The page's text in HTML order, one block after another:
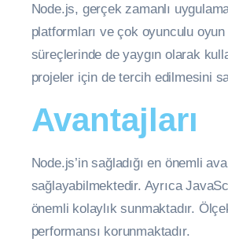
Node.js, gerçek zamanlı
platformları ve çok oyunculu
süreçlerinde de yaygın olarak
projeler için de tercih edilmesini
Avantajları
Node.js’in sağladığı en önemli
sağlayabilmektedir. Ayrıca
önemli kolaylık sunmaktadır.
performansı korunmaktadır.